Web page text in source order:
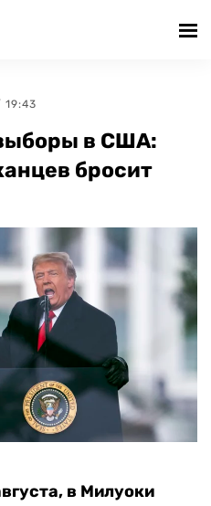
19:43
в США:
бросит
в Милуоки